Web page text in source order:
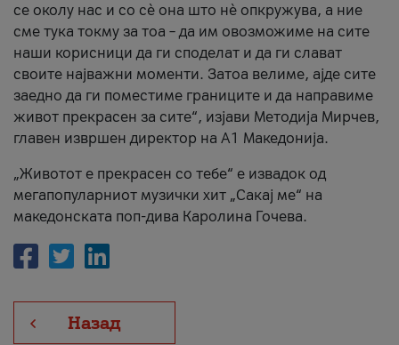
се околу нас и со сè она што нè опкружува, а ние
сме тука токму за тоа – да им овозможиме на сите
наши корисници да ги споделат и да ги слават
своите најважни моменти. Затоа велиме, ајде сите
заедно да ги поместиме границите и да направиме
живот прекрасен за сите“, изјави Методија Мирчев,
главен извршен директор на А1 Македонија.
„Животот е прекрасен со тебе“ е извадок од
мегапопуларниот музички хит „Сакај ме“ на
македонската поп-дива Каролина Гочева.
Назад